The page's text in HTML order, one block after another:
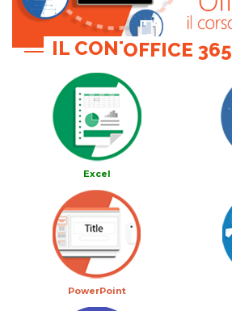
IL CONTENUTO DEL CORSO OFFICE 365
Excel
PowerPoint